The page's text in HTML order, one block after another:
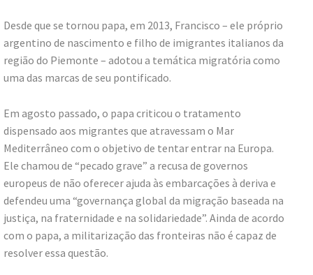
Desde que se tornou papa, em 2013, Francisco – ele próprio
argentino de nascimento e filho de imigrantes italianos da
região do Piemonte – adotou a temática migratória como
uma das marcas de seu pontificado.
Em agosto passado, o papa criticou o tratamento
dispensado aos migrantes que atravessam o Mar
Mediterrâneo com o objetivo de tentar entrar na Europa.
Ele chamou de “pecado grave” a recusa de governos
europeus de não oferecer ajuda às embarcações à deriva e
defendeu uma “governança global da migração baseada na
justiça, na fraternidade e na solidariedade”. Ainda de acordo
com o papa, a militarização das fronteiras não é capaz de
resolver essa questão.